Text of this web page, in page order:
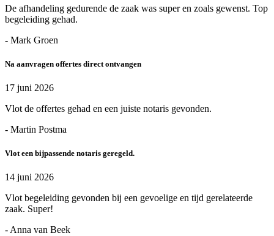
De afhandeling gedurende de zaak was super en zoals gewenst. Top
begeleiding gehad.
- Mark Groen
Na aanvragen offertes direct ontvangen
17 juni 2026
Vlot de offertes gehad en een juiste notaris gevonden.
- Martin Postma
Vlot een bijpassende notaris geregeld.
14 juni 2026
Vlot begeleiding gevonden bij een gevoelige en tijd gerelateerde
zaak. Super!
- Anna van Beek